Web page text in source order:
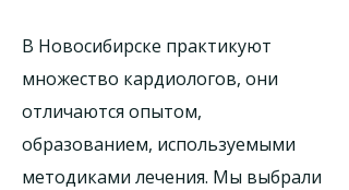
В Новосибирске практикуют
множество кардиологов, они
отличаются опытом,
образованием, используемыми
методиками лечения. Мы выбрали